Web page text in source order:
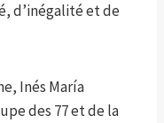
d’inégalité et de
Inés María
des 77 et de la